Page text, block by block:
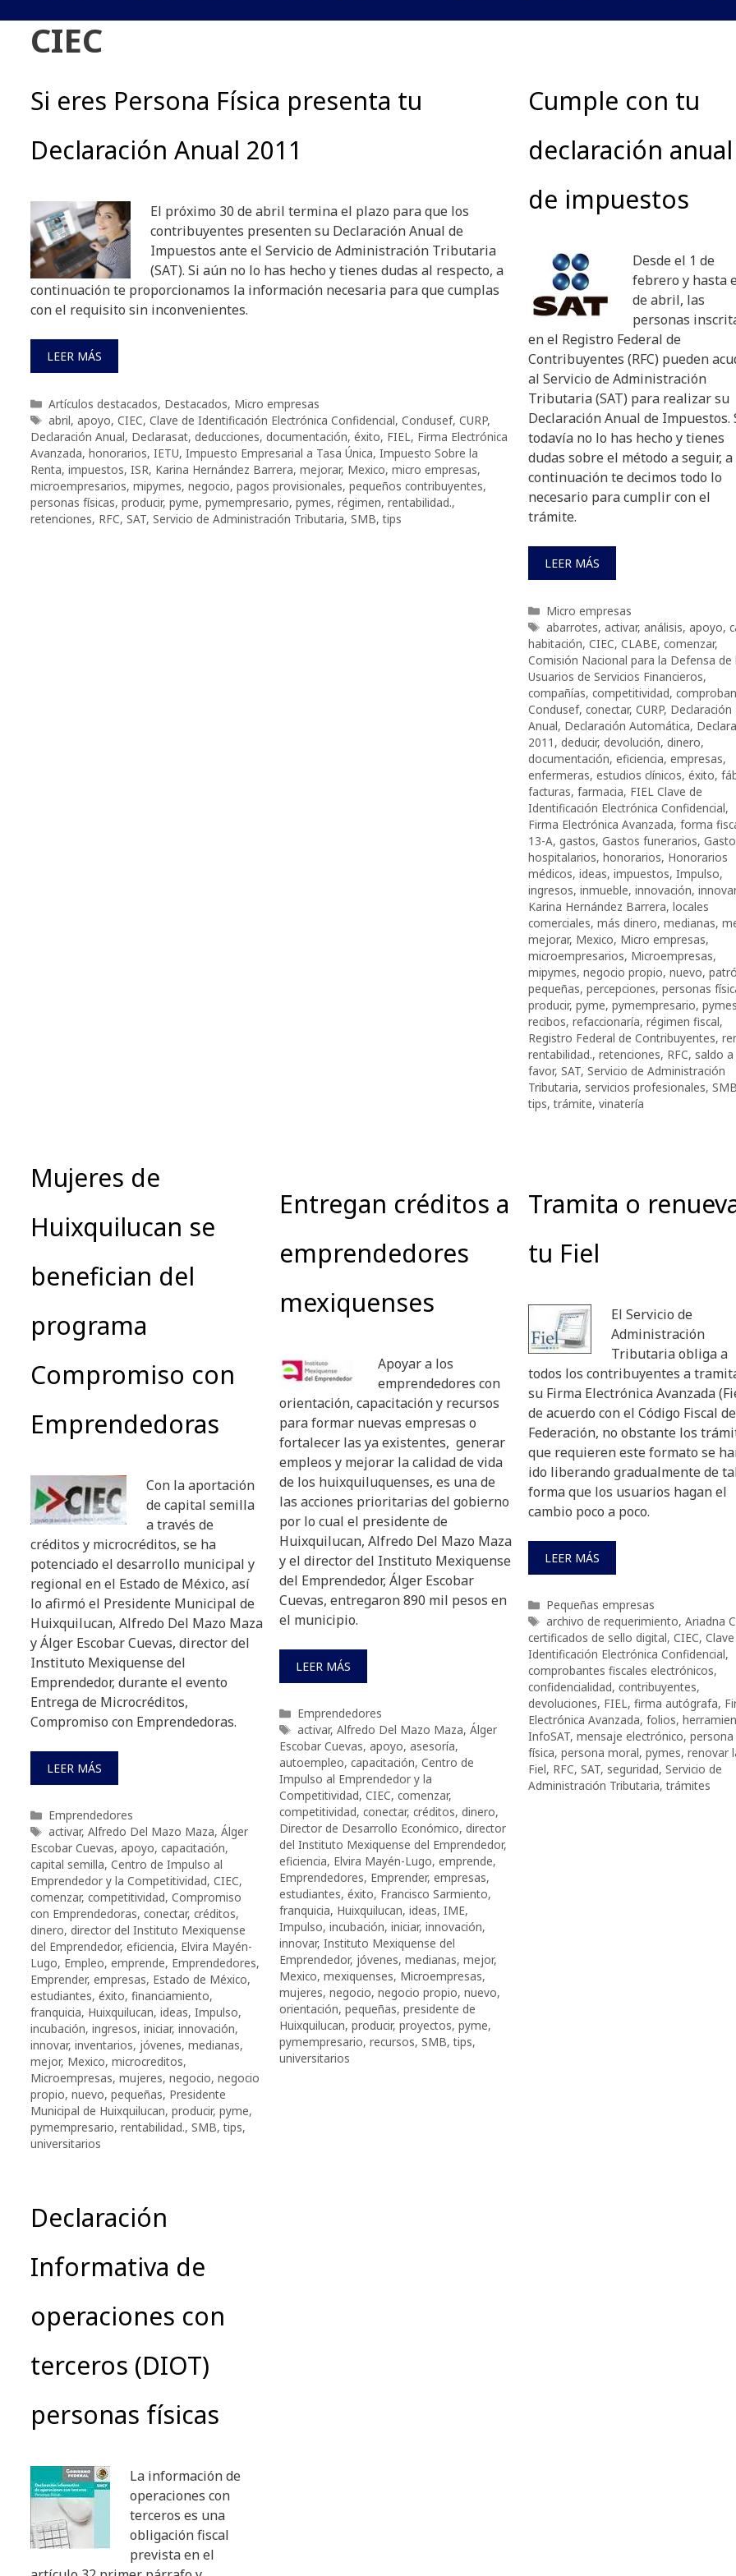
CIEC
Si eres Persona Física presenta tu
Declaración Anual 2011
El próximo 30 de abril termina el plazo para que los
contribuyentes presenten su Declaración Anual de
Impuestos ante el Servicio de Administración Tributaria
(SAT). Si aún no lo has hecho y tienes dudas al respecto, a
continuación te proporcionamos la información necesaria para que cumplas
con el requisito sin inconvenientes.
LEER MÁS
Categorías
Artículos destacados, Destacados, Micro empresas
Etiquetas
abril, apoyo, CIEC, Clave de Identificación Electrónica Confidencial, Condusef, CURP,
Declaración Anual, Declarasat, deducciones, documentación, éxito, FIEL, Firma Electrónica
Avanzada, honorarios, IETU, Impuesto Empresarial a Tasa Única, Impuesto Sobre la
Renta, impuestos, ISR, Karina Hernández Barrera, mejorar, Mexico, micro empresas,
microempresarios, mipymes, negocio, pagos provisionales, pequeños contribuyentes,
personas físicas, producir, pyme, pymempresario, pymes, régimen, rentabilidad.,
retenciones, RFC, SAT, Servicio de Administración Tributaria, SMB,tips
Cumple con tu
declaración anual
de impuestos
Desde el 1 de
febrero y hasta
de abril, las
personas
en el Registro Federal de
Contribuyentes (RFC) pueden
al Servicio de Administración
Tributaria (SAT) para realizar su
Declaración Anual de Impuestos.
todavía no lo has hecho y tienes
dudas sobre el método a seguir, a
continuación te decimos todo lo
necesario para cumplir con el
trámite.
LEER MÁS
Categorías
Micro empresas
Etiquetas
abarrotes, activar, análisis, apoyo,
habitación, CIEC, CLABE, comenzar,
Comisión Nacional para la Defensa de
Usuarios de Servicios Financieros,
compañías, competitividad,
Condusef, conectar, CURP, Declaración
Anual, Declaración Automática,
2011 , deducir, devolución, dinero,
documentación, eficiencia, empresas,
enfermeras, estudios clínicos, éxito,
facturas, farmacia, FIEL Clave de
Identificación Electrónica Confidencial,
Firma Electrónica Avanzada, forma
13-A, gastos, Gastos funerarios,
hospitalarios, honorarios, Honorarios
médicos, ideas, impuestos, Impulso,
ingresos, inmueble, innovación, innovar
Karina Hernández Barrera, locales
comerciales, más dinero, medianas,
mejorar, Mexico, Micro empresas,
microempresarios, Microempresas,
mipymes, negocio propio, nuevo,
pequeñas, percepciones, personas
producir, pyme, pymempresario, pymes
recibos, refaccionaría, régimen fiscal,
Registro Federal de Contribuyentes,
rentabilidad., retenciones, RFC, saldo a
favor, SAT, Servicio de Administración
Tributaria, servicios profesionales, SMB
tips,trámite, vinatería
Mujeres de
Huixquilucan se
benefician del
programa
Compromiso con
Emprendedoras
Con la aportación
de capital semilla
a través de
créditos y microcréditos, se ha
potenciado el desarrollo municipal y
regional en el Estado de México, así
lo afirmó el Presidente Municipal de
Huixquilucan, Alfredo Del Mazo Maza
y Álger Escobar Cuevas, director del
Instituto Mexiquense del
Emprendedor, durante el evento
Entrega de Microcréditos,
Compromiso con Emprendedoras.
LEER MÁS
Categorías
Emprendedores
Etiquetas
activar, Alfredo Del Mazo Maza, Álger
Escobar Cuevas, apoyo, capacitación,
capital semilla, Centro de Impulso al
Emprendedor y la Competitividad, CIEC,
comenzar, competitividad, Compromiso
con Emprendedoras, conectar, créditos,
dinero, director del Instituto Mexiquense
del Emprendedor, eficiencia, Elvira Mayén-
Lugo, Empleo, emprende, Emprendedores,
Emprender, empresas, Estado de México,
estudiantes, éxito, financiamiento,
franquicia, Huixquilucan, ideas, Impulso,
incubación, ingresos, iniciar, innovación,
innovar, inventarios, jóvenes, medianas,
mejor, Mexico, microcreditos,
Microempresas, mujeres, negocio, negocio
propio, nuevo, pequeñas, Presidente
Municipal de Huixquilucan, producir, pyme,
pymempresario, rentabilidad., SMB,tips,
universitarios
Entregan créditos a
emprendedores
mexiquenses
Apoyar a los
emprendedores con
orientación, capacitación y recursos
para formar nuevas empresas o
fortalecer las ya existentes, generar
empleos y mejorar la calidad de vida
de los huixquiluquenses, es una de
las acciones prioritarias del gobierno
por lo cual el presidente de
Huixquilucan, Alfredo Del Mazo Maza
y el director del Instituto Mexiquense
del Emprendedor, Álger Escobar
Cuevas, entregaron 890 mil pesos en
el municipio.
LEER MÁS
Categorías
Emprendedores
Etiquetas
activar, Alfredo Del Mazo Maza, Álger
Escobar Cuevas, apoyo, asesoría,
autoempleo, capacitación, Centro de
Impulso al Emprendedor y la
Competitividad, CIEC, comenzar,
competitividad, conectar, créditos, dinero,
Director de Desarrollo Económico, director
del Instituto Mexiquense del Emprendedor,
eficiencia, Elvira Mayén-Lugo, emprende,
Emprendedores, Emprender, empresas,
estudiantes, éxito, Francisco Sarmiento,
franquicia, Huixquilucan, ideas, IME,
Impulso, incubación, iniciar, innovación,
innovar, Instituto Mexiquense del
Emprendedor, jóvenes, medianas, mejor,
Mexico, mexiquenses, Microempresas,
mujeres, negocio, negocio propio, nuevo,
orientación, pequeñas, presidente de
Huixquilucan, producir, proyectos, pyme,
pymempresario, recursos, SMB,tips,
universitarios
Tramita o
tu Fiel
El Servicio de
Administración
Tributaria obliga a
todos los contribuyentes a
su Firma Electrónica Avanzada
de acuerdo con el Código Fiscal
Federación, no obstante los
que requieren este formato se
ido liberando gradualmente de
forma que los usuarios hagan el
cambio poco a poco.
LEER MÁS
Categorías
Pequeñas empresas
Etiquetas
archivo de requerimiento, Ariadna
certificados de sello digital, CIEC,
Identificación Electrónica Confidencial,
comprobantes fiscales electrónicos,
confidencialidad, contribuyentes,
devoluciones, FIEL, firma autógrafa,
Electrónica Avanzada, folios,
InfoSAT, mensaje electrónico, persona
física, persona moral, pymes, renovar
Fiel, RFC, SAT, seguridad, Servicio de
Administración Tributaria,trámites
Declaración
Informativa de
operaciones con
terceros (DIOT)
personas físicas
La información de
operaciones con
terceros es una
obligación fiscal
prevista en el